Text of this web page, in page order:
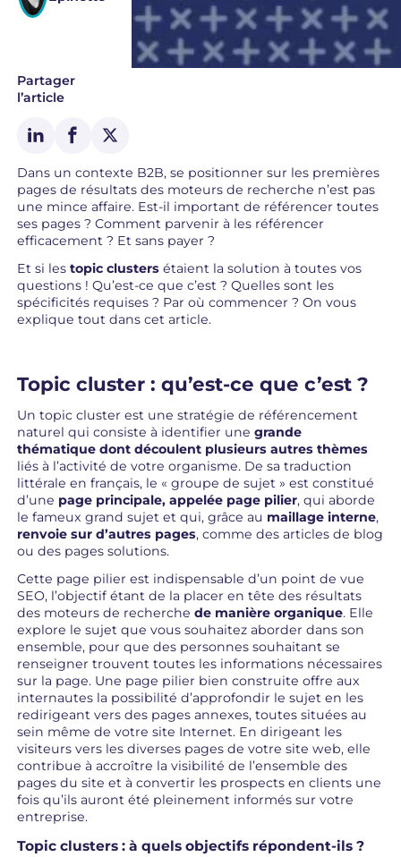
Partager
l’article
Dans un contexte B2B, se positionner sur les premières
pages de résultats des moteurs de recherche n’est pas
une mince affaire. Est-il important de référencer toutes
ses pages ? Comment parvenir à les référencer
efficacement ? Et sans payer ?
Et si lestopic clusters étaient la solution à toutes vos
questions ! Qu’est-ce que c’est ? Quelles sont les
spécificités requises ? Par où commencer ? On vous
explique tout dans cet article.
Topic cluster : qu’est-ce que c’est ?
Un topic cluster est une stratégie de référencement
naturel qui consiste à identifier unegrande
thématique dont découlent plusieurs autres thèmes
liés à l’activité de votre organisme. De sa traduction
littérale en français, le « groupe de sujet » est constitué
d’une page principale, appelée page pilier, qui aborde
le fameux grand sujet et qui, grâce au maillage interne,
renvoie sur d’autres pages, comme des articles de blog
ou des pages solutions.
Cette page pilier est indispensable d’un point de vue
SEO, l’objectif étant de la placer en tête des résultats
des moteurs de recherchede manière organique. Elle
explore le sujet que vous souhaitez aborder dans son
ensemble, pour que des personnes souhaitant se
renseigner trouvent toutes les informations nécessaires
sur la page. Une page pilier bien construite offre aux
internautes la possibilité d’approfondir le sujet en les
redirigeant vers des pages annexes, toutes situées au
sein même de votre site Internet. En dirigeant les
visiteurs vers les diverses pages de votre site web, elle
contribue à accroître la visibilité de l’ensemble des
pages du site et à convertir les prospects en clients une
fois qu’ils auront été pleinement informés sur votre
entreprise.
Topic clusters : à quels objectifs répondent-ils ?